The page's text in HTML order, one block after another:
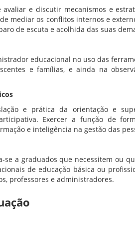
avaliar e discutir mecanismos e
mediar os conflitos internos e
de escuta e acolhida das suas
educacional no uso das
e famílias, e ainda na
e prática da orientação e
Exercer a função de
e inteligência na gestão das
se a graduados que necessitem ou
de educação básica ou
professores e administradores.